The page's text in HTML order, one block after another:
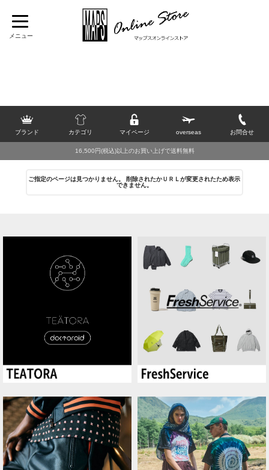
[B] >
シューズ
ブランド カテゴリ マイページ overseas お問合せ
16,500円(税込)以上のお買い上げで送料無料
ご指定のページは見つかりません。 削除されたかＵＲＬが変更されたため表示
できません。